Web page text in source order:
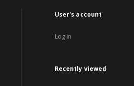
User's account
Log in
Recently viewed